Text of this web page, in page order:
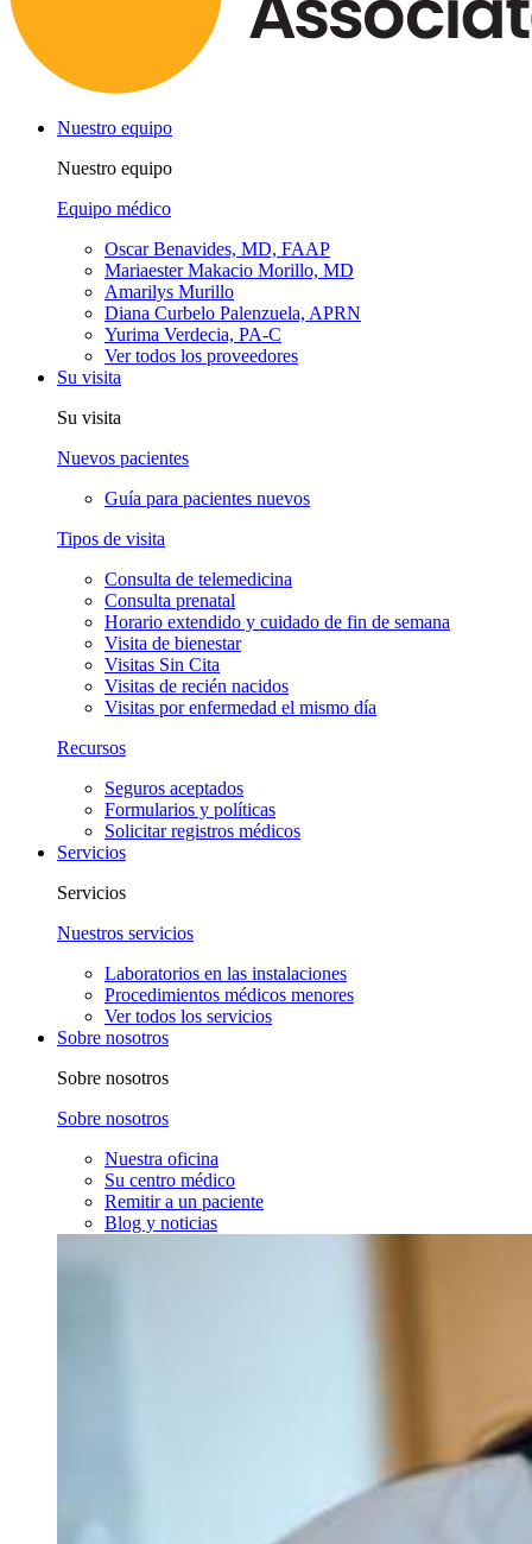
Nuestro equipo
Nuestro equipo
Equipo médico
Oscar Benavides, MD, FAAP
Mariaester Makacio Morillo, MD
Amarilys Murillo
Diana Curbelo Palenzuela, APRN
Yurima Verdecia, PA-C
Ver todos los proveedores
Su visita
Su visita
Nuevos pacientes
Guía para pacientes nuevos
Tipos de visita
Consulta de telemedicina
Consulta prenatal
Horario extendido y cuidado de fin de semana
Visita de bienestar
Visitas Sin Cita
Visitas de recién nacidos
Visitas por enfermedad el mismo día
Recursos
Seguros aceptados
Formularios y políticas
Solicitar registros médicos
Servicios
Servicios
Nuestros servicios
Laboratorios en las instalaciones
Procedimientos médicos menores
Ver todos los servicios
Sobre nosotros
Sobre nosotros
Sobre nosotros
Nuestra oficina
Su centro médico
Remitir a un paciente
Blog y noticias